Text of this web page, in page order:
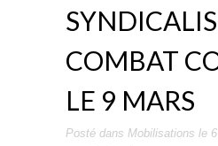
COMBAT
LE 9 MARS
Posté dans Mobilisations le